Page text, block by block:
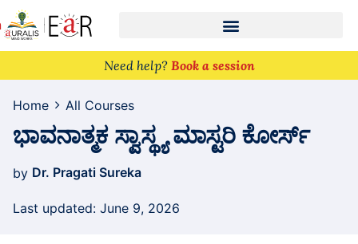
Need help? Book a session
Home All Courses
ಭಾವನಾತ್ಮಕ ಸ್ವಾಸ್ಥ್ಯ ಮಾಸ್ಟರಿ ಕೋರ್ಸ್
by Dr. Pragati Sureka
Last updated: June 9, 2026